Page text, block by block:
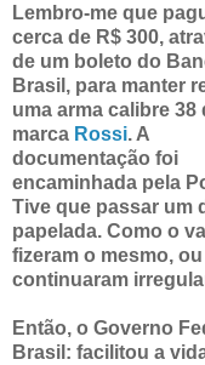
Lembro-me que
cerca de R$ 300,
de um boleto do
Brasil, para manter
uma arma calibre 38
marca Rossi. A
documentação foi
encaminhada pela
Tive que passar um
papelada. Como o
fizeram o mesmo,
continuaram
Então, o Governo
Brasil: facilitou a